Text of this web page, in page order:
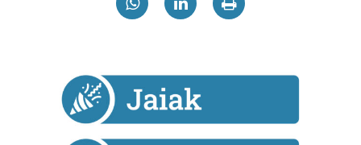
Webgune honek cookie propioak eta hirugarrenen cookie-
erabiltzeko baimen esplizitua ematen diguzu.
irakurri